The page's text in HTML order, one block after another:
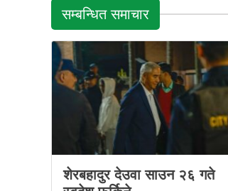
सम्बन्धित समाचार
शेरबहादुर देउवा साउन २६ गते